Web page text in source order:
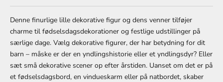
Denne finurlige lille dekorative figur og dens venner tilføjer
charme til fødselsdagsdekorationer og festlige udstillinger på
særlige dage. Vælg dekorative figurer, der har betydning for dit
barn – måske er der en yndlingshistorie eller et yndlingsdyr? Eller
sæt små dekorative scener op efter årstiden. Uanset om det er på
et fødselsdagsbord, en vindueskarm eller på natbordet, skaber